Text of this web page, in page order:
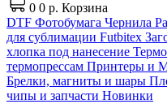
0 0 р. Корзина
DTF Фотобумага Чернила
для сублимации Futbitex
хлопка под нанесение
термопрессам Принтеры и
Брелки, магниты и шары
чипы и запчасти Новинки